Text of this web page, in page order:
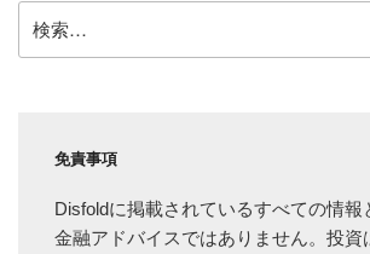
索:
免責事項
Disfoldに掲載されているすべての情報
金融アドバイスではありません。投資